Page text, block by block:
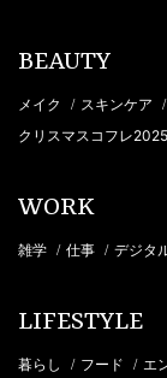
BEAUTY
メイク / スキンケア /
クリスマスコフレ2025
WORK
雑学 / 仕事 / デジタ
LIFESTYLE
暮らし / フード / エ